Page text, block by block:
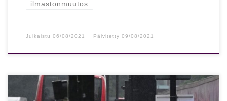
ilmastonmuutos
Julkaistu 06/08/2021 Päivitetty 09/08/2021